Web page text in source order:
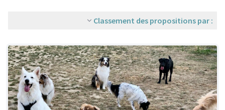
Classement des propositions par :